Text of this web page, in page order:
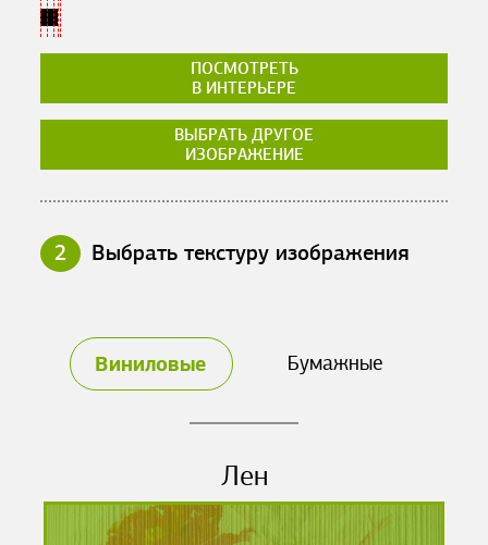
ПОСМОТРЕТЬ
В ИНТЕРЬЕРЕ
ВЫБРАТЬ ДРУГОЕ
ИЗОБРАЖЕНИЕ
2 Выбрать текстуру изображения
Виниловые Бумажные
Лен